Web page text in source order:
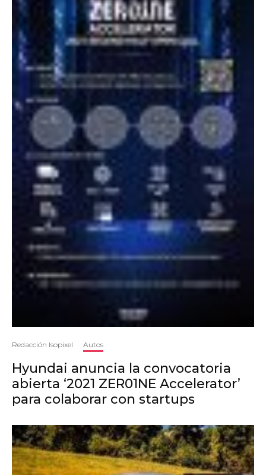
Redacción Isopixel · Autos
Hyundai anuncia la convocatoria
abierta ‘2021 ZER01NE Accelerator’
para colaborar con startups